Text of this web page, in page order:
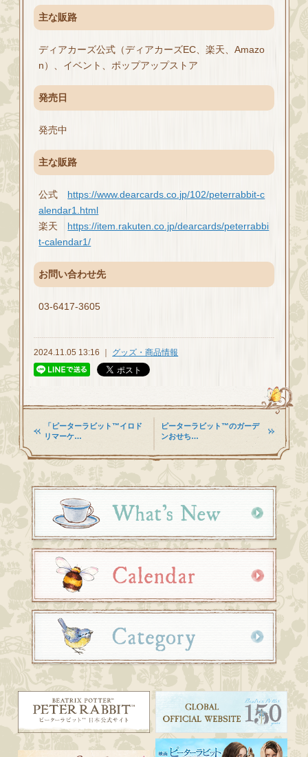
主な販路
ディアカーズ公式（ディアカーズEC、楽天、Amazo
n）、イベント、ポップアップストア
発売日
発売中
主な販路
公式 https://www.dearcards.co.jp/102/peterrabbit-c
alendar1.html
楽天 https://item.rakuten.co.jp/dearcards/peterrabbi
t-calendar1/
お問い合わせ先
03-6417-3605
2024.11.05 13:16 ｜ グッズ・商品情報
「ピーターラビット™イロド
リマーケ…
ピーターラビット™のガーデ
ンおせち…